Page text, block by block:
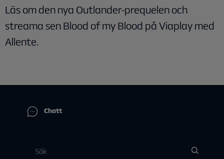
Läs om den nya Outlander-prequelen och
streama sen Blood of my Blood på Viaplay med
Allente.
Chatt